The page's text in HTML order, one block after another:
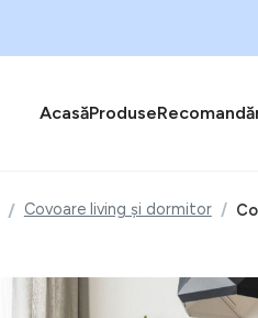
AcasăProduse
Covoare living și dormitor